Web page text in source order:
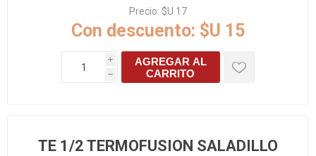
Precio: $U 17
Con descuento: $U 15
i
h
AGREGAR AL
CARRITO
TE 1/2 TERMOFUSION SALADILLO